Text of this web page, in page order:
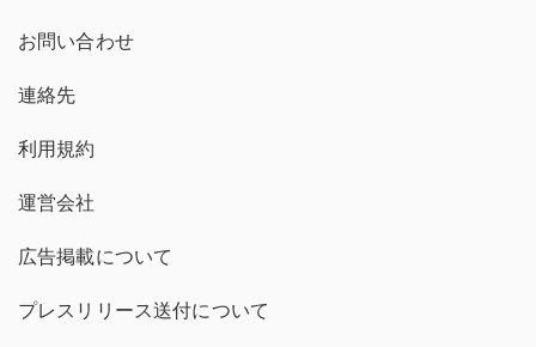
お問い合わせ
連絡先
利用規約
運営会社
広告掲載について
プレスリリース送付について